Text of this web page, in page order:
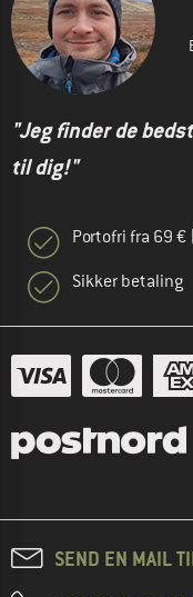
"Jeg finder de
til dig!"
Portofri fra 69 €
Sikker betaling
SEND EN MAIL